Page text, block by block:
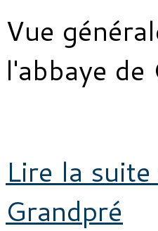
Vue
l'abbaye de
Lire la
Grandpré